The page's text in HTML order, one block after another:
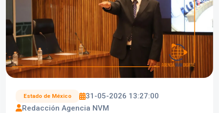
Estado de México
31-05-2026 13:27:00
Redacción Agencia NVM